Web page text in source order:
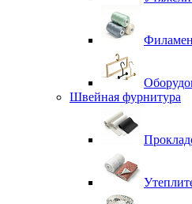
Швейная фурнитура